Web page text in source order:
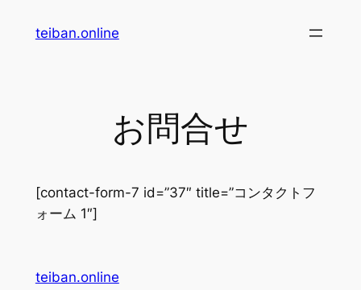
teiban.online
お問合せ
[contact-form-7 id=”37″ title=”コンタクトフ
ォーム 1″]
teiban.online